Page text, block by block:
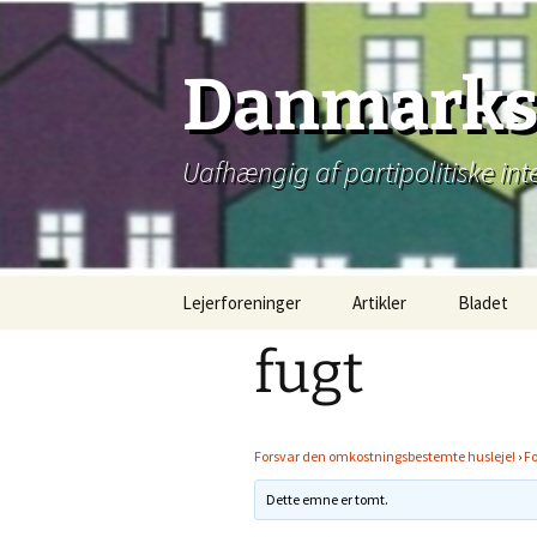
indhold
Uafhængig af partipolitiske
Lejerforeninger Artikler Bladet
fugt
Forsvar den omkostningsbestemte husleje! ›
Dette emne er tomt.